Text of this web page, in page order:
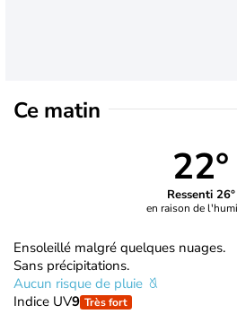
Ce matin
22°
Ressenti 26°
en raison de
Ensoleillé malgré quelques nuages.
Sans précipitations.
Aucun risque de pluie
Indice UV9 Très fort